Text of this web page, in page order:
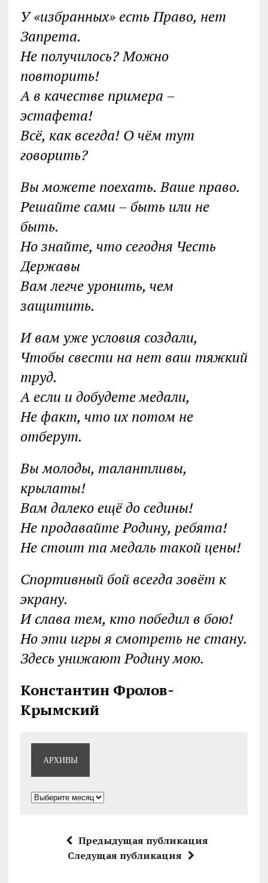
У «избранных» есть Право, нет
Запрета.
Не получилось? Можно
повторить!
А в качестве примера –
эстафета!
Всё, как всегда! О чём тут
говорить?
Вы можете поехать. Ваше право.
Решайте сами – быть или не
быть.
Но знайте, что сегодня Честь
Державы
Вам легче уронить, чем
защитить.
И вам уже условия создали,
Чтобы свести на нет ваш тяжкий
труд.
А если и добудете медали,
Не факт, что их потом не
отберут.
Вы молоды, талантливы,
крылаты!
Вам далеко ещё до седины!
Не продавайте Родину, ребята!
Не стоит та медаль такой цены!
Спортивный бой всегда зовёт к
экрану.
И слава тем, кто победил в бою!
Но эти игры я смотреть не стану.
Здесь унижают Родину мою.
Константин Фролов-
Крымский
АРХИВЫ
Архивы
Предыдущая публикация
Следущая публикация